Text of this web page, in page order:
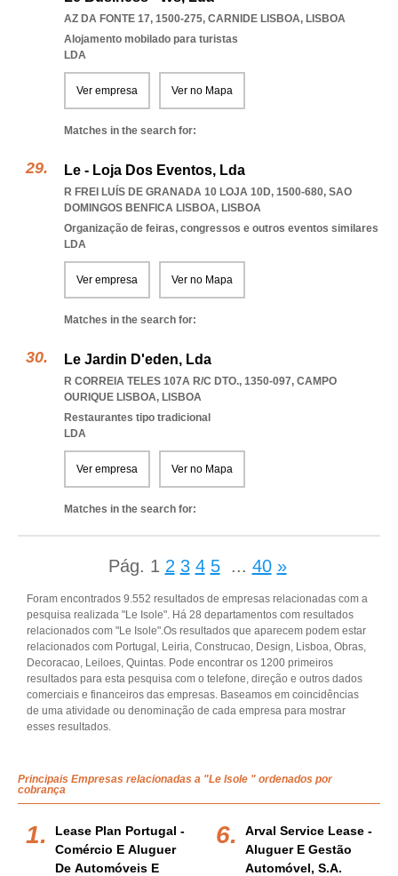
AZ DA FONTE 17, 1500-275, CARNIDE LISBOA, LISBOA
Alojamento mobilado para turistas
LDA
Ver empresa Ver no Mapa
Matches in the search for:
Le - Loja Dos Eventos, Lda
R FREI LUÍS DE GRANADA 10 LOJA 10D, 1500-680, SAO
DOMINGOS BENFICA LISBOA, LISBOA
Organização de feiras, congressos e outros eventos similares
LDA
Ver empresa Ver no Mapa
Matches in the search for:
Le Jardin D'eden, Lda
R CORREIA TELES 107A R/C DTO., 1350-097, CAMPO
OURIQUE LISBOA, LISBOA
Restaurantes tipo tradicional
LDA
Ver empresa Ver no Mapa
Matches in the search for:
Pág. 1 2 3 4 5 ... 40 »
Foram encontrados 9.552 resultados de empresas relacionadas com a
pesquisa realizada "Le Isole". Há 28 departamentos com resultados
relacionados com "Le Isole".Os resultados que aparecem podem estar
relacionados com Portugal, Leiria, Construcao, Design, Lisboa, Obras,
Decoracao, Leiloes, Quintas. Pode encontrar os 1200 primeiros
resultados para esta pesquisa com o telefone, direção e outros dados
comerciais e financeiros das empresas. Baseamos em coincidências
de uma atividade ou denominação de cada empresa para mostrar
esses resultados.
Principais Empresas relacionadas a "Le Isole " ordenados por
cobrança
Lease Plan Portugal -
Comércio E Aluguer
De Automóveis E
Arval Service Lease -
Aluguer E Gestão
Automóvel, S.a.